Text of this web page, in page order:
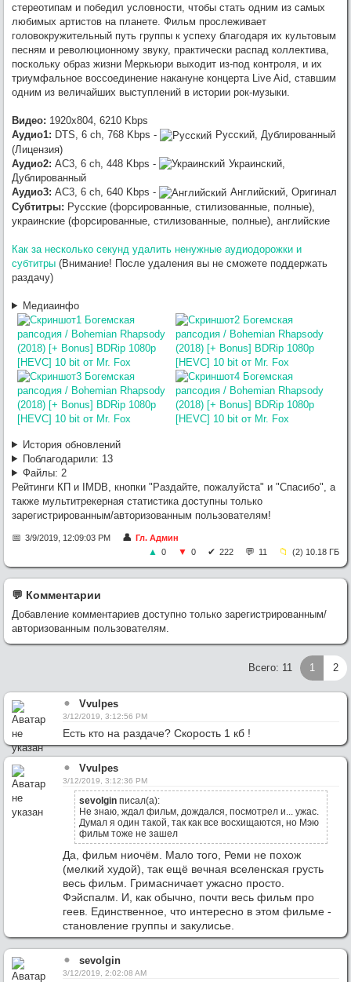
Тинтина: Тайна Единорога / The Adventures of Tintin: The Secret of the
Unicorn (2011) [USA Transfer] BDRip 1080p [HEVC] 10 bit от -Star-Lord-
(RG RIPS CLUB)
7/23/2026, 9:04:21 PM Werwolf2517:OldGamer, omg, надеюсь всё
обойдётся лёгким испугом.. готов оказать посильную помощь, в
сервачках понимаю, работа такая.
7/23/2026, 5:06:04 PM OldGamer :хз, настроения и желания нет от
стереотипам и победил условности, чтобы стать одним из самых
любимых артистов на планете. Фильм прослеживает
головокружительный путь группы к успеху благодаря их культовым
песням и революционному звуку, практически распад коллектива,
поскольку образ жизни Меркьюри выходит из-под контроля, и их
триумфальное воссоединение накануне концерта Live Aid, ставшим
одним из величайших выступлений в истории рок-музыки.
Видео: 1920x804, 6210 Kbps
Аудио1: DTS, 6 ch, 768 Kbps -
Русский, Дублированный
(Лицензия)
Аудио2: AC3, 6 ch, 448 Kbps -
Украинский,
Дублированный
Аудио3: AC3, 6 ch, 640 Kbps -
Английский, Оригинал
Субтитры: Русские (форсированные, стилизованные, полные),
украинские (форсированные, стилизованные, полные), английские
Как за несколько секунд удалить ненужные аудиодорожки и
субтитры (Внимание! После удаления вы не сможете поддержать
раздачу)
Медиаинфо
История обновлений
Поблагодарили: 13
Файлы: 2
Рейтинги КП и IMDB, кнопки "Раздайте, пожалуйста" и "Спасибо", а
также мультитрекерная статистика доступны только
зарегистрированным/авторизованным пользователям!
3/9/2019, 12:09:03 PM
Гл. Админ
0
0 222 11 (2) 10.18 ГБ
💬︎ Комментарии
Добавление комментариев доступно только зарегистрированным/
авторизованным пользователям.
1 2
Всего: 11
Vvulpes
3/12/2019, 3:12:56 PM
Есть кто на раздаче? Скорость 1 кб !
Vvulpes
3/12/2019, 3:12:36 PM
sevolgin писал(а):
Не знаю, ждал фильм, дождался, посмотрел и... ужас.
Думал я один такой, так как все восхищаются, но Мэю
фильм тоже не зашел
Да, фильм ниочём. Мало того, Реми не похож
(мелкий худой), так ещё вечная вселенская грусть
весь фильм. Гримасничает ужасно просто.
Фэйспалм. И, как обычно, почти весь фильм про
геев. Единственное, что интересно в этом фильме -
становление группы и закулисье.
sevolgin
3/12/2019, 2:02:08 AM